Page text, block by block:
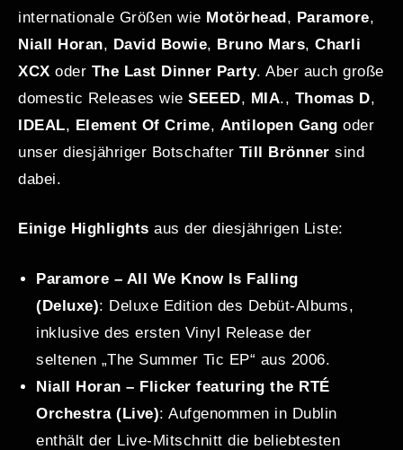
internationale Größen wie Motörhead, Paramore,
Niall Horan, David Bowie, Bruno Mars, Charli
XCX oder The Last Dinner Party. Aber auch große
domestic Releases wie SEEED, MIA., Thomas D,
IDEAL, Element Of Crime, Antilopen Gang oder
unser diesjähriger Botschafter Till Brönner sind
dabei.
Einige Highlights aus der diesjährigen Liste:
Paramore – All We Know Is Falling
(Deluxe): Deluxe Edition des Debüt-Albums,
inklusive des ersten Vinyl Release der
seltenen „The Summer Tic EP“ aus 2006.
Niall Horan – Flicker featuring the RTÉ
Orchestra (Live): Aufgenommen in Dublin
enthält der Live-Mitschnitt die beliebtesten